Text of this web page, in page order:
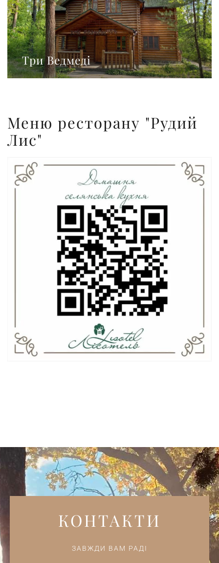
Три Ведмеді
Меню ресторану "Рудий
Лис"
КОНТАКТИ
ЗАВЖДИ ВАМ РАДІ